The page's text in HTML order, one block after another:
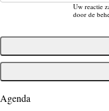
Uw reactie
door de
Agenda